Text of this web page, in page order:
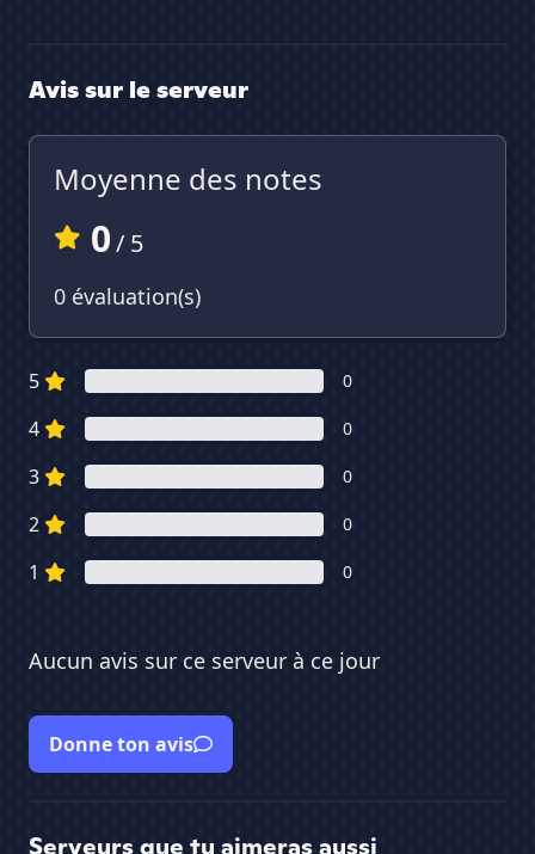
Avis sur le serveur
Moyenne des notes
0/ 5
0 évaluation(s)
5 0
4 0
3 0
2 0
1 0
Aucun avis sur ce serveur à ce jour
Donne ton avis
Serveurs que tu aimeras aussi